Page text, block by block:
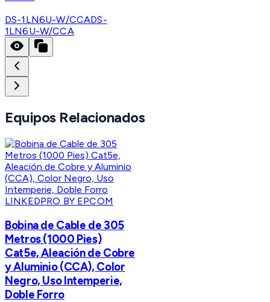
DS-1LN6U-W/CCADS-
1LN6U-W/CCA
Equipos Relacionados
LINKEDPRO BY EPCOM
Bobina de Cable de 305
Metros (1000 Pies)
Cat5e, Aleación de Cobre
y Aluminio (CCA), Color
Negro, Uso Intemperie,
Doble Forro